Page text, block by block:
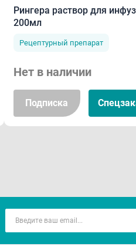
Рингера раствор для
200мл
Рецептурный препарат
Нет в наличии
Подписка